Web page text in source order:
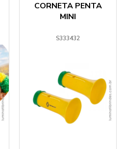
CORNETA PENTA
MINI
S333432